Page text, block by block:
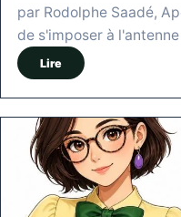
par Rodolphe Saadé,
de s'imposer à
Lire